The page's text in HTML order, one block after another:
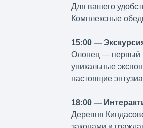
Для вашего
Комплексные
15:00 —
Олонец — первый
уникальные
настоящие
18:00 —
Деревня